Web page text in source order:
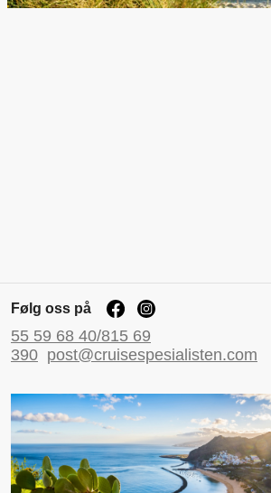
Følg oss på
55 59 68 40/815 69
390 post@cruisespesialisten.com